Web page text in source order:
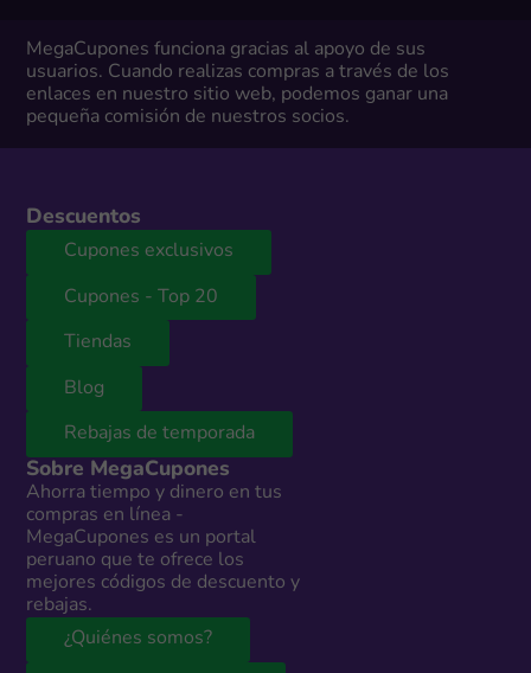
MegaCupones funciona gracias al apoyo de sus
usuarios. Cuando realizas compras a través de los
enlaces en nuestro sitio web, podemos ganar una
pequeña comisión de nuestros socios.
Descuentos
Cupones exclusivos
Cupones - Top 20
Tiendas
Blog
Rebajas de temporada
Sobre MegaCupones
Ahorra tiempo y dinero en tus
compras en línea -
MegaCupones es un portal
peruano que te ofrece los
mejores códigos de descuento y
rebajas.
¿Quiénes somos?